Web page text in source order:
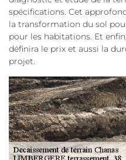
spécifications. Cet
la transformation du sol
pour les habitations. Et
définira le prix et aussi la
projet.